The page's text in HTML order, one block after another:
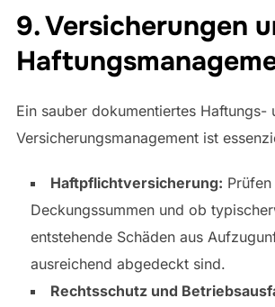
9. Versicherungen
Ein sauber dokumentiertes Haftungs-
Versicherungsmanagement ist
Haftpflichtversicherung: Prüfen
Deckungssummen und ob
entstehende Schäden aus
ausreichend abgedeckt sind.
Rechtsschutz und